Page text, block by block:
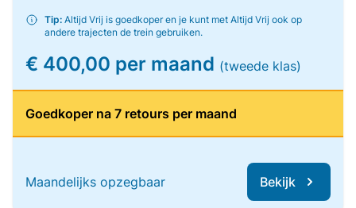
Tip: Altijd Vrij is goedkoper en je kunt met Altijd Vrij ook op
andere trajecten de trein gebruiken.
€ 400,00 per maand (tweede klas)
Goedkoper na 7 retours per maand
Maandelijks opzegbaar Bekijk